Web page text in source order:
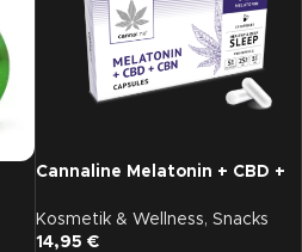
Cannaline Melatonin + CBD +
Kosmetik & Wellness, Snacks
14,95 €